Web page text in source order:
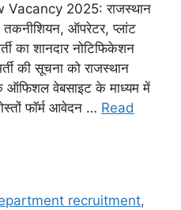
2025: राजस्थान
तकनीशियन, ऑपरेटर, प्लांट
का शानदार नोटिफिकेशन
की सूचना को राजस्थान
ऑफिशल वेबसाइट के माध्यम में
फॉर्म आवेदन … Read
recruitment,